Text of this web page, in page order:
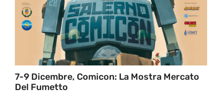
7-9 Dicembre, Comicon: La Mostra Mercato
Del Fumetto